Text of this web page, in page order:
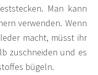
Man kann
verwenden. Wenn
macht, müsst ihr
zuschneiden und es
bügeln.